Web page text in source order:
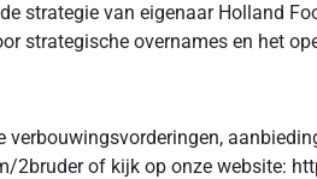
strategie van eigenaar Holland
strategische overnames en het
2bruder of kijk op onze website: